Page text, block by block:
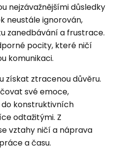
nejzávažnějšími důsledky
neustále ignorován,
zanedbávání a frustrace.
pocity, které ničí
komunikaci.
získat ztracenou důvěru.
své emoce,
do konstruktivních
odtažitými. Z
vztahy ničí a náprava
a času.